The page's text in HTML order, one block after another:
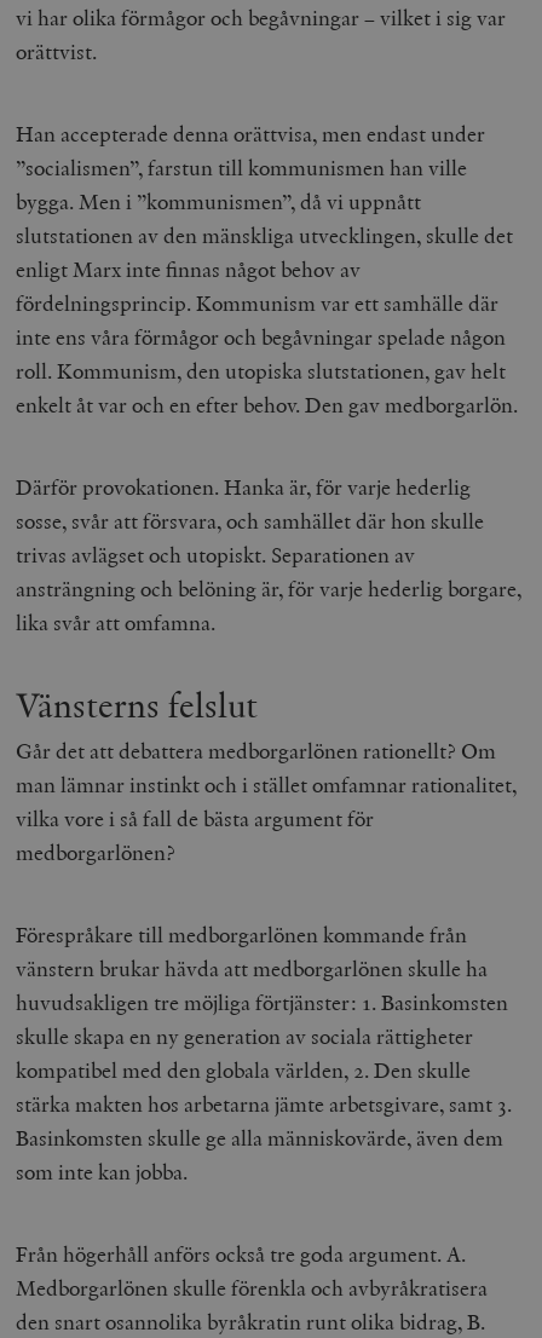
vi har olika förmågor och begåvningar – vilket i sig var
orättvist.
Han accepterade denna orättvisa, men endast under
”socialismen”, farstun till kommunismen han ville
bygga. Men i ”kommunismen”, då vi uppnått
slutstationen av den mänskliga utvecklingen, skulle det
enligt Marx inte finnas något behov av
fördelningsprincip. Kommunism var ett samhälle där
inte ens våra förmågor och begåvningar spelade någon
roll. Kommunism, den utopiska slutstationen, gav helt
enkelt åt var och en efter behov. Den gav medborgarlön.
Därför provokationen. Hanka är, för varje hederlig
sosse, svår att försvara, och samhället där hon skulle
trivas avlägset och utopiskt. Separationen av
ansträngning och belöning är, för varje hederlig borgare,
lika svår att omfamna.
Vänsterns felslut
Går det att debattera medborgarlönen rationellt? Om
man lämnar instinkt och i stället omfamnar rationalitet,
vilka vore i så fall de bästa argument för
medborgarlönen?
Förespråkare till medborgarlönen kommande från
vänstern brukar hävda att medborgarlönen skulle ha
huvudsakligen tre möjliga förtjänster: 1. Basinkomsten
skulle skapa en ny generation av sociala rättigheter
kompatibel med den globala världen, 2. Den skulle
stärka makten hos arbetarna jämte arbetsgivare, samt 3.
Basinkomsten skulle ge alla människovärde, även dem
som inte kan jobba.
Från högerhåll anförs också tre goda argument. A.
Medborgarlönen skulle förenkla och avbyråkratisera
den snart osannolika byråkratin runt olika bidrag, B.